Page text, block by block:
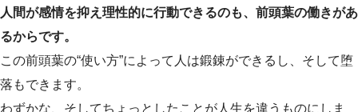
人間が感情を抑え理性的に行動できるのも、前頭葉の働きがあ
るからです。
この前頭葉の“使い方”によって人は鍛錬ができるし、そして堕
落もできます。
わずかな、そしてちょっとしたことが人生を違うものにしま